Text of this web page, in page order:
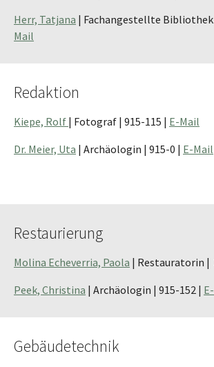
Herr, Tatjana | Fachangestellte Bibliothek
Mail
Redaktion
Kiepe, Rolf | Fotograf | 915-115 | E-Mail
Dr. Meier, Uta | Archäologin | 915-0 | E-Mail
Restaurierung
Molina Echeverria, Paola | Restauratorin |
Peek, Christina | Archäologin | 915-152 |
Gebäudetechnik